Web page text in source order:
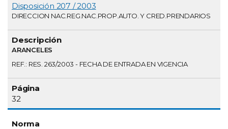
Disposición 207 / 2003
DIRECCION NAC.REG.NAC.PROP.AUTO. Y CRED.PRENDARIOS
ARANCELES
REF.: RES. 263/2003 - FECHA DE ENTRADA EN VIGENCIA
32